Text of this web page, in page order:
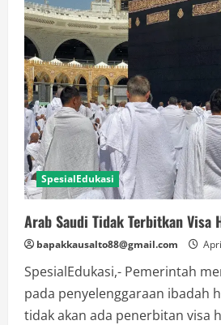
Prabowo
Lantik
Sejumlah
Pejabat
Baru
SpesialEdukasi
Arab Saudi Tidak Terbitkan Visa
bapakkausalto88@gmail.com
SpesialEdukasi,- Pemerintah
pada penyelenggaraan ibadah
tidak akan ada penerbitan visa